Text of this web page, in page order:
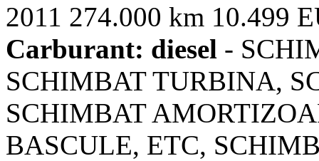
2011 274.000 km 10.499
Carburant: diesel -
SCHIMBAT TURBINA,
SCHIMBAT
BASCULE, ETC,